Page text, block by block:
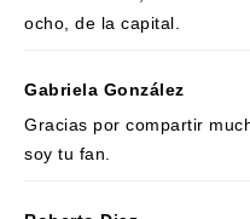
ocho, de la capital.
Gabriela González
Gracias por compartir
soy tu fan.